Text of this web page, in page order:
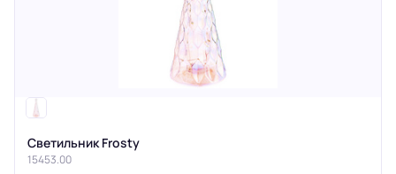
Светильник Frosty
15453.00